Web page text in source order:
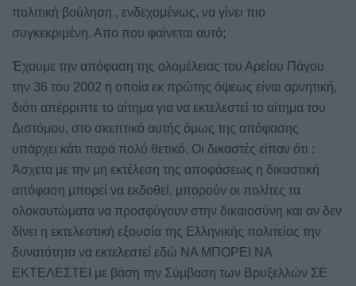
πολιτική βούληση , ενδεχομένως, να γίνει πιο
συγκεκριμένη. Απο που φαίνεται αυτό;
Έχουμε την απόφαση της ολομέλειας του Αρείου Πάγου
την 36 του 2002 η οποία εκ πρώτης όψεως είναι αρνητική,
διότι απέρριπτε το αίτημα για να εκτελεστεί το αίτημα του
Διστόμου, στο σκεπτικό αυτής όμως της απόφασης
υπάρχει κάτι παρά πολύ θετικό. Οι δικαστές είπαν ότι :
Άσχετα με την μη εκτέλεση της αποφάσεως η δικαστική
απόφαση μπορεί να εκδοθεί, μπορούν οι πολίτες τα
ολοκαυτώματα να προσφύγουν στην δικαιοσύνη και αν δεν
δίνει η εκτελεστική εξουσία της Ελληνικής πολιτείας την
δυνατότητα να εκτελεστεί εδώ ΝΑ ΜΠΟΡΕΙ ΝΑ
ΕΚΤΕΛΕΣΤΕΙ με βάση την Σύμβαση των Βρυξελλών ΣΕ